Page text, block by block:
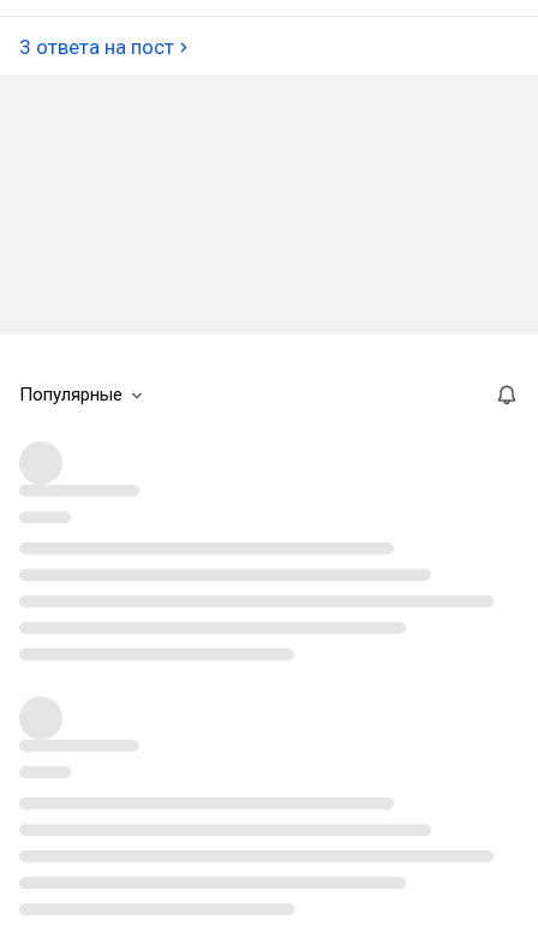
3 ответа на пост
Популярные